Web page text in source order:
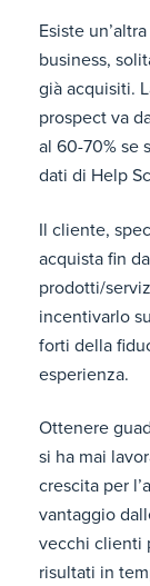
Esiste
business,
già acquisiti.
prospect va
al 60-70% se
dati di Help
Il cliente,
acquista fin
prodotti/
incentivarlo
forti della
esperienza.
Ottenere
si ha mai
crescita per
vantaggio
vecchi clienti
risultati in